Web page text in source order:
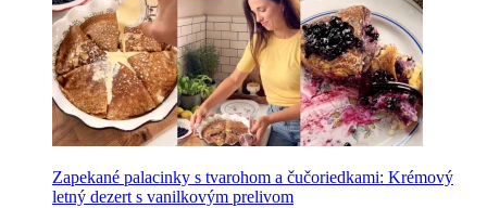
Zapekané palacinky s tvarohom a čučoriedkami: Krémový
letný dezert s vanilkovým prelivom